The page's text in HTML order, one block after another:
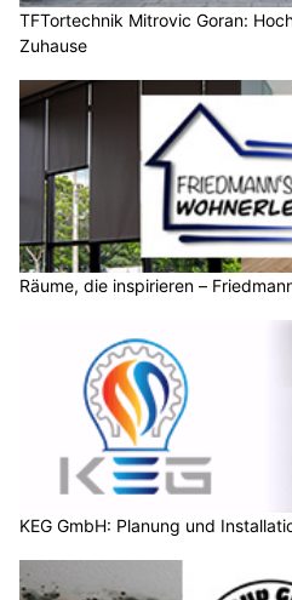
TFTortechnik Mitrovic Goran:
Zuhause
Räume, die inspirieren –
KEG GmbH: Planung und